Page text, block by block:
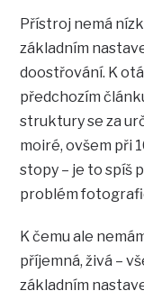
Přístroj nemá
základním
doostřování. K
předchozím
struktury se za
moiré, ovšem při
stopy – je to spíš
problém
K čemu ale
příjemná, živá –
základním